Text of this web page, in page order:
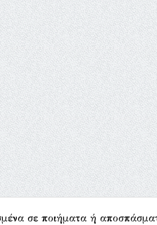
σε ποιήματα ή